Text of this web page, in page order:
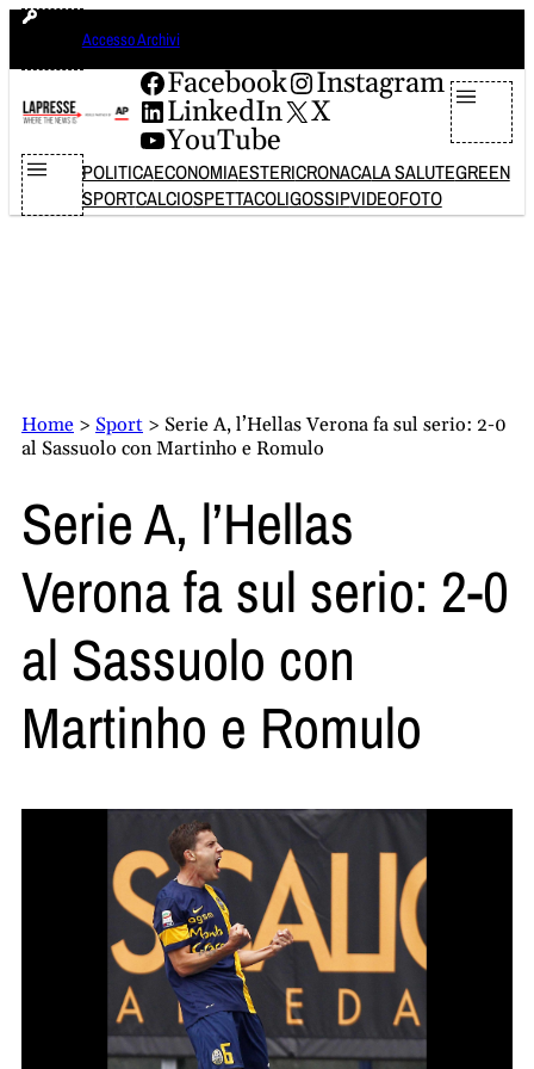
Vai
contenuto
Accesso Archivi
Facebook
Instagram
LinkedIn
X
YouTube
POLITICAECONOMIAESTERICRONACALA SALUTEGREEN
SPORTCALCIOSPETTACOLIGOSSIPVIDEOFOTO
Home > Sport > Serie A, l’Hellas Verona fa sul serio: 2-0
al Sassuolo con Martinho e Romulo
Serie A, l’Hellas
Verona fa sul serio: 2-0
al Sassuolo con
Martinho e Romulo